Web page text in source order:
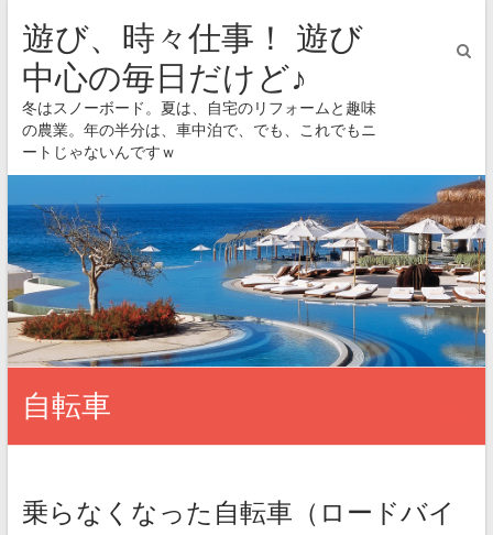
遊び、時々仕事！ 遊び
中心の毎日だけど♪
冬はスノーボード。夏は、自宅のリフォームと趣味
の農業。年の半分は、車中泊で、でも、これでもニ
ートじゃないんですｗ
自転車
乗らなくなった自転車（ロードバイ